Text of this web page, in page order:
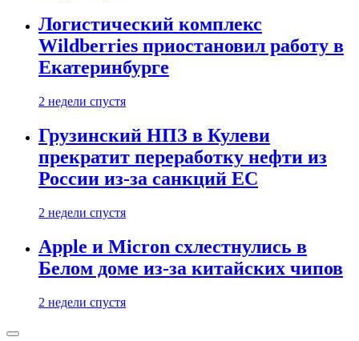
Логистический комплекс
Wildberries приостановил работу в
Екатеринбурге
2 недели спустя
Грузинский НПЗ в Кулеви
прекратит переработку нефти из
России из-за санкций ЕС
2 недели спустя
Apple и Micron схлестнулись в
Белом доме из-за китайских чипов
2 недели спустя